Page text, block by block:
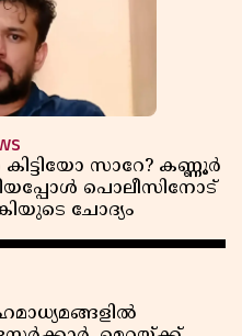
സാറേ? കണ്ണൂർ
പൊലീസിനോട്
ചോദ്യം